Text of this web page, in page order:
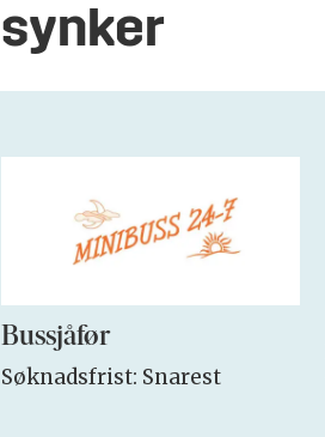
synker
Bussjåfør
Søknadsfrist: Snarest